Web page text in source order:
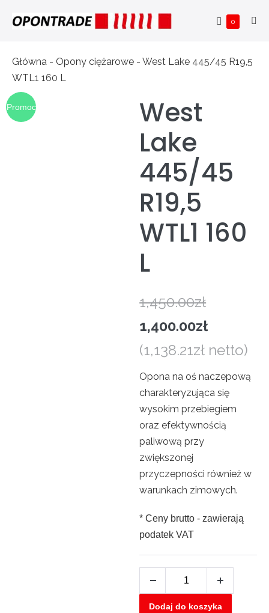
Shopping
0Items
Główna - Opony ciężarowe - West Lake 445/45 R19,5
WTL1 160 L
Promoc
West
Lake
445/45
R19,5
WTL1 160
L
1,450.00zł
cena
wynosiła:
1,400.00złAktualna
cena
wynosi:
(1,138.21zł netto)
Opona na oś naczepową
charakteryzująca się
wysokim przebiegiem
oraz efektywnością
paliwową przy
zwiększonej
przyczepności również w
warunkach zimowych.
* Ceny brutto - zawierają
podatek VAT
quantity
ilość
West
Lake
quantity
Dodaj do koszyka